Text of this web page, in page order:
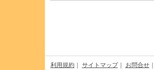
利用規約｜ サイトマップ｜ お問合せ｜